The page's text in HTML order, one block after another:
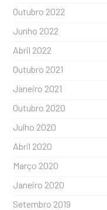
Outubro 2022
Junho 2022
Abril 2022
Outubro 2021
Janeiro 2021
Outubro 2020
Julho 2020
Abril 2020
Março 2020
Janeiro 2020
Setembro 2019